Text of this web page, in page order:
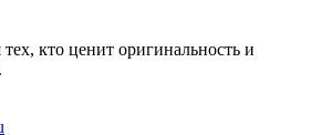
кто ценит оригинальность и